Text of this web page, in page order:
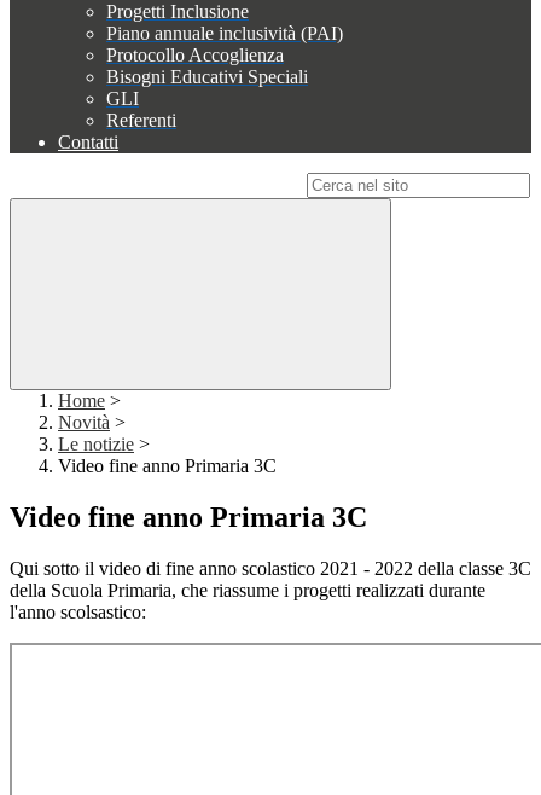
Progetti Inclusione
Piano annuale inclusività (PAI)
Protocollo Accoglienza
Bisogni Educativi Speciali
GLI
Referenti
Contatti
Home >
Novità >
Le notizie >
Video fine anno Primaria 3C
Video fine anno Primaria 3C
Qui sotto il video di fine anno scolastico 2021 - 2022 della classe 3C
della Scuola Primaria, che riassume i progetti realizzati durante
l'anno scolsastico: